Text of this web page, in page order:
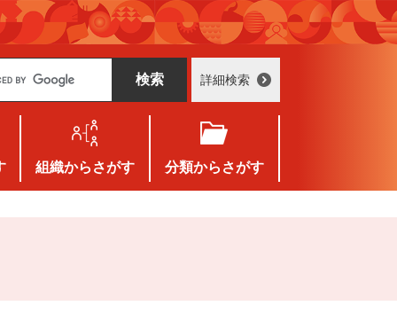
詳細検索
組織からさがす 分類からさがす